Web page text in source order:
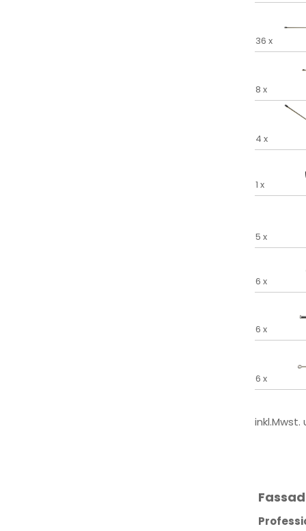
36 x
8 x
4 x
1 x
5 x
6 x
6 x
6 x
inkl.Mwst.